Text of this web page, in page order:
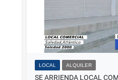
LOCAL ALQUILER